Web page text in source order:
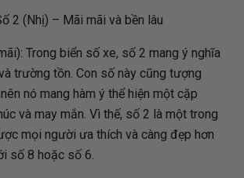
2 (Nhị) – Mãi mãi và bền lâu
Trong biển số xe, số 2 mang ý nghĩa
trường tồn. Con số này cũng tượng
nó mang hàm ý thể hiện một cặp
và may mắn. Vì thế, số 2 là một trong
mọi người ưa thích và càng đẹp hơn
số 8 hoặc số 6.